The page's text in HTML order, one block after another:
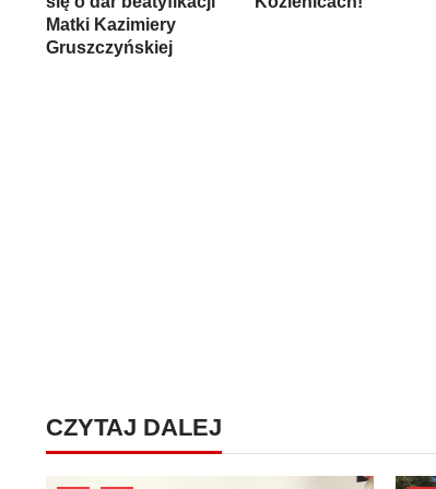
Matki Kazimiery
Gruszczyńskiej
CZYTAJ DALEJ